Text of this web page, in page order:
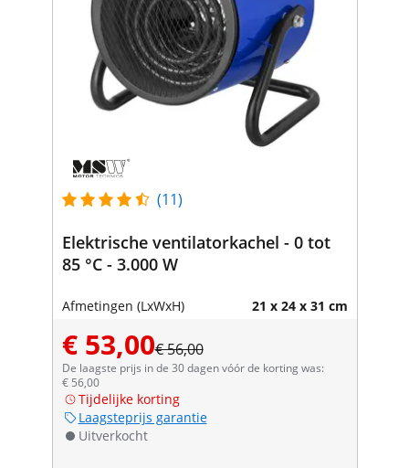
(11)
Elektrische ventilatorkachel - 0 tot
85 °C - 3.000 W
Afmetingen (LxWxH) 21 x 24 x 31 cm
€ 53,00€ 56,00
De laagste prijs in de 30 dagen vóór de korting was:
€ 56,00
Tijdelijke korting
Laagsteprijs garantie
Uitverkocht